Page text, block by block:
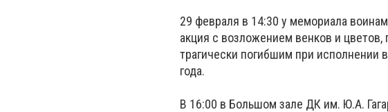
29 февраля в 14:30 у мемориала
акция с возложением венков и
трагически погибшим при исполнении
года.
В 16:00 в Большом зале ДК им. Ю.А.